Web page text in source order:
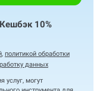
Кешбэк 10%
, политикой обработки
данных
услуг, могут